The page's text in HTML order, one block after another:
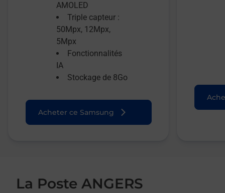
AMOLED
Triple capteur :
50Mpx, 12Mpx,
5Mpx
Fonctionnalités
IA
Stockage de 8Go
Acheter ce Samsung
La Poste ANGERS